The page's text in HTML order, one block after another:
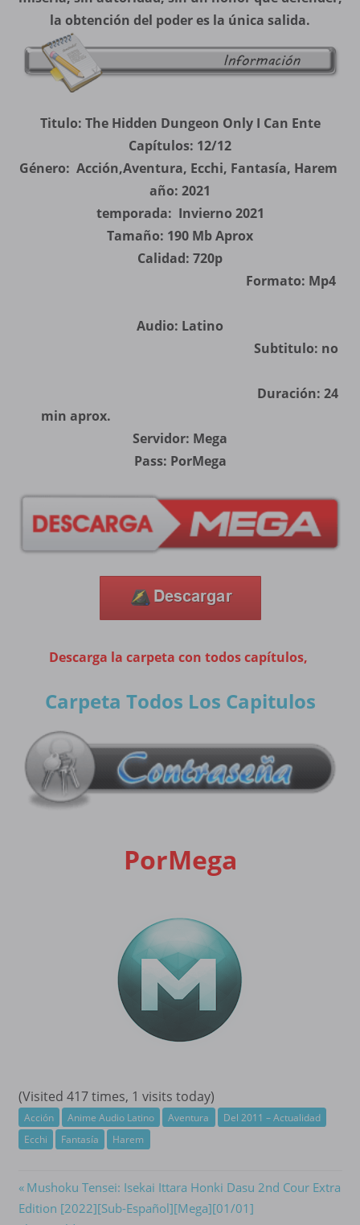
la obtención del poder es la única salida.
Titulo: The Hidden Dungeon Only I Can Ente
Capítulos: 12/12
Género: Acción,Aventura, Ecchi, Fantasía, Harem
año: 2021
temporada: Invierno 2021
Tamaño: 190 Mb Aprox
Calidad: 720p
Formato: Mp4
Audio: Latino
Subtitulo: no
Duración: 24
min aprox.
Servidor: Mega
Pass: PorMega
Descarga la carpeta con todos capítulos,
Carpeta Todos Los Capitulos
PorMega
(Visited 417 times, 1 visits today)
Acción Anime Audio Latino Aventura
Del 2011 – Actualidad
Ecchi
Fantasía Harem
Navegación
Previous
Post:
Mushoku Tensei: Isekai Ittara Honki Dasu 2nd Cour Extra
Edition [2022][Sub-Español][Mega][01/01]